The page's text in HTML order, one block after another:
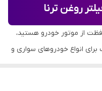
روغن ترنا
از موتور خودرو هستید،
انواع خودروهای سواری و